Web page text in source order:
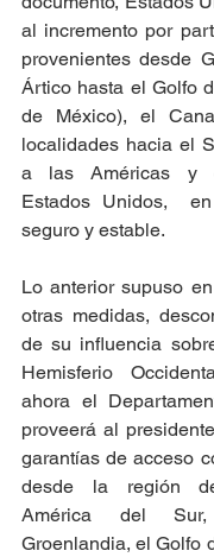
al incremento por
provenientes desde
Ártico hasta el Golfo
de México), el
localidades hacia el
a las Américas y
Estados Unidos,
seguro y estable.
Lo anterior supuso
otras medidas,
de su influencia
Hemisferio
ahora el
proveerá al
garantías de acceso
desde la región
América del Sur,
Groenlandia, el Golfo